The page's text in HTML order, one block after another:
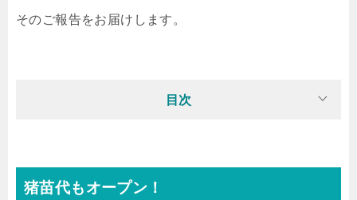
そのご報告をお届けします。
目次
猪苗代もオープン！